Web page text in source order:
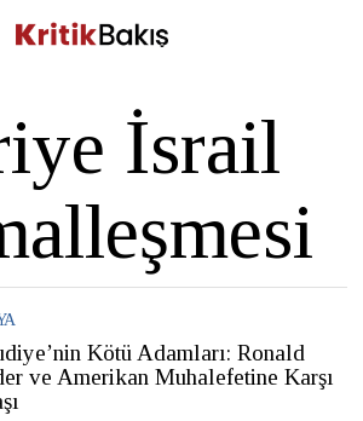
İsrail
Kötü Adamları: Ronald
ve Amerikan Muhalefetine Karşı